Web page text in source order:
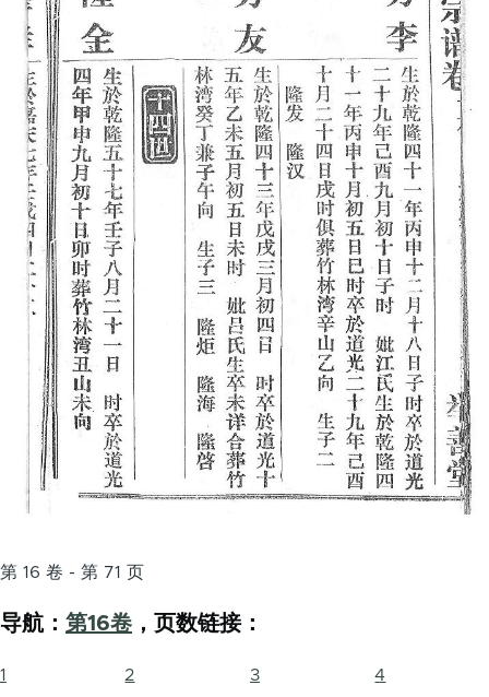
第 16 卷 - 第 71 页
导航： 第16卷 ，页数链接：
1 2 3 4